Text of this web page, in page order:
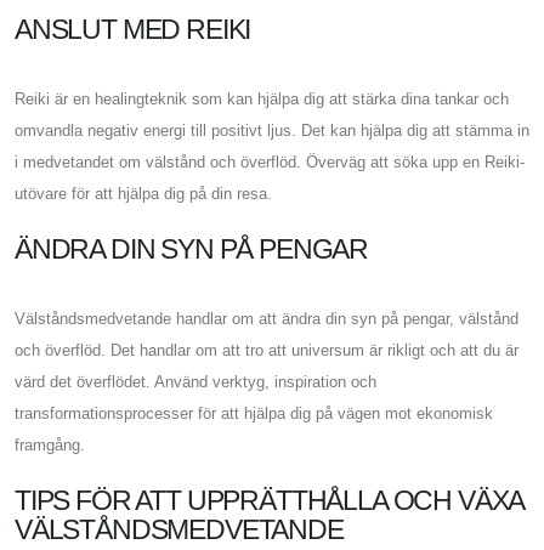
ANSLUT MED REIKI
Reiki är en healingteknik som kan hjälpa dig att stärka dina tankar och
omvandla negativ energi till positivt ljus. Det kan hjälpa dig att stämma in
i medvetandet om välstånd och överflöd. Överväg att söka upp en Reiki-
utövare för att hjälpa dig på din resa.
ÄNDRA DIN SYN PÅ PENGAR
Välståndsmedvetande handlar om att ändra din syn på pengar, välstånd
och överflöd. Det handlar om att tro att universum är rikligt och att du är
värd det överflödet. Använd verktyg, inspiration och
transformationsprocesser för att hjälpa dig på vägen mot ekonomisk
framgång.
TIPS FÖR ATT UPPRÄTTHÅLLA OCH VÄXA
VÄLSTÅNDSMEDVETANDE